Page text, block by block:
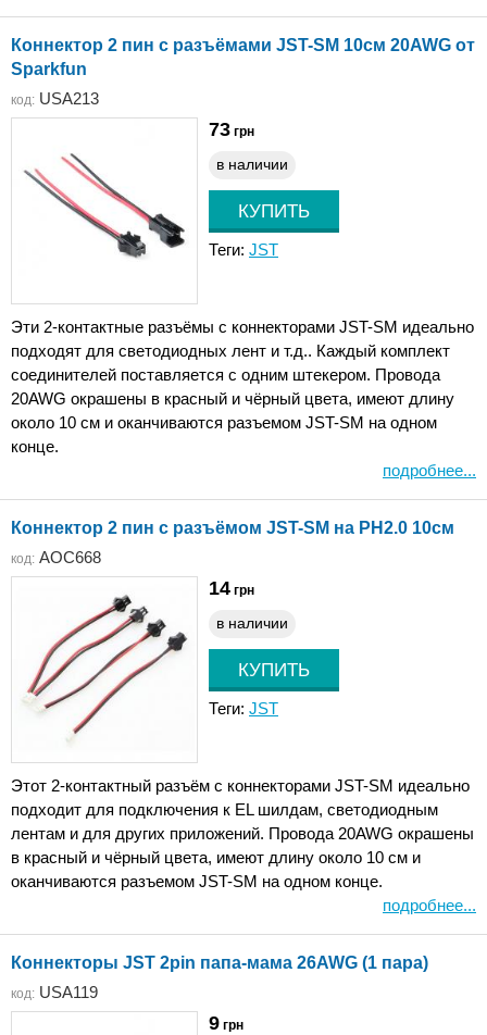
Коннектор 2 пин с разъёмами JST-SM 10см 20AWG от
Sparkfun
код: USA213
73 грн
в наличии
Теги: JST
Эти 2-контактные разъёмы с коннекторами JST-SM идеально
подходят для светодиодных лент и т.д.. Каждый комплект
соединителей поставляется с одним штекером. Провода
20AWG окрашены в красный и чёрный цвета, имеют длину
около 10 см и оканчиваются разъемом JST-SM на одном
конце.
подробнее...
Коннектор 2 пин с разъёмом JST-SM на PH2.0 10см
код: AOC668
14 грн
в наличии
Теги: JST
Этот 2-контактный разъём с коннекторами JST-SM идеально
подходит для подключения к EL шилдам, светодиодным
лентам и для других приложений. Провода 20AWG окрашены
в красный и чёрный цвета, имеют длину около 10 см и
оканчиваются разъемом JST-SM на одном конце.
подробнее...
Коннекторы JST 2pin папа-мама 26AWG (1 пара)
код: USA119
9 грн